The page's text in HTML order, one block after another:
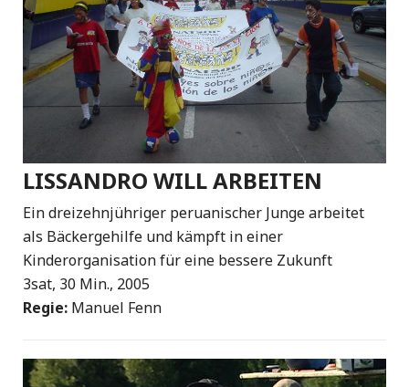
LISSANDRO WILL ARBEITEN
Ein dreizehnjühriger peruanischer Junge arbeitet
als Bäckergehilfe und kämpft in einer
Kinderorganisation für eine bessere Zukunft
3sat, 30 Min., 2005
Regie: Manuel Fenn